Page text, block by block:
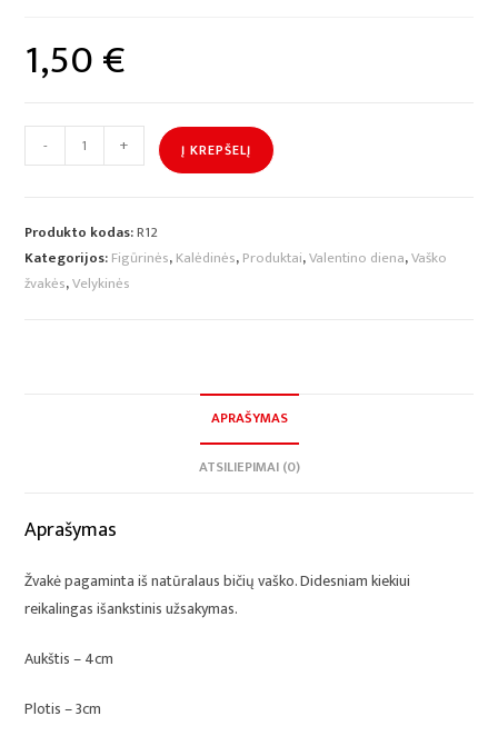
1,50€
- + Į KREPŠELĮ
Produkto kodas:R12
Kategorijos:Figūrinės,Kalėdinės,Produktai,Valentino diena,Vaško
žvakės,Velykinės
APRAŠYMAS
ATSILIEPIMAI (0)
Aprašymas
Žvakė pagaminta iš natūralaus bičių vaško. Didesniam kiekiui
reikalingas išankstinis užsakymas.
Aukštis – 4cm
Plotis – 3cm